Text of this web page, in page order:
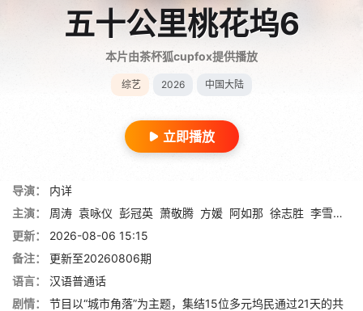
五十公里桃花坞6
本片由茶杯狐cupfox提供播放
综艺 2026 中国大陆
立即播放
导演：
内详
主演：
周涛 袁咏仪 彭冠英 萧敬腾 方媛 阿如那 徐志胜 李雪琴
更新：
2026-08-06 15:15
备注：
更新至20260806期
语言：
汉语普通话
剧情：
节目以“城市角落”为主题，集结15位多元坞民通过21天的共